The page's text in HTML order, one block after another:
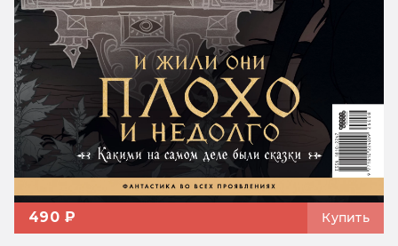
490 ₽ Купить